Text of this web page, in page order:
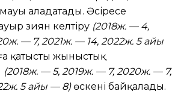
алаңдатады. Әсіресе
зиян келтіру (2018ж. — 4,
— 7, 2021ж. — 14, 2022ж. 5 айы
қатысты жыныстық
(2018ж. — 5, 2019ж. — 7, 2020ж. — 7,
5 айы — 8)өскені байқалады.